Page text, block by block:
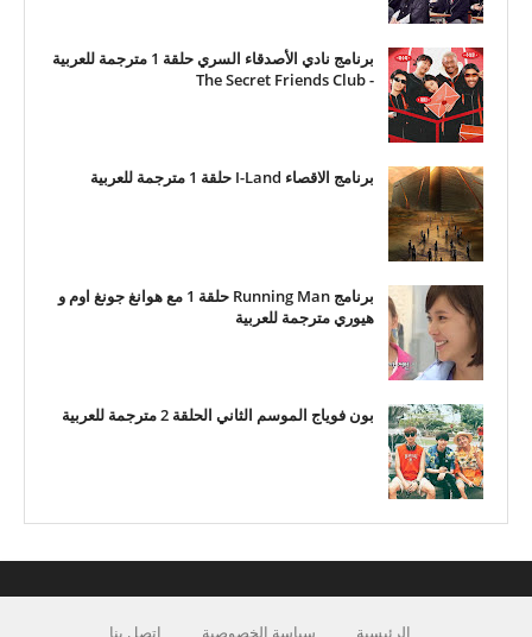
برنامج نادي الأصدقاء السري حلقة 1 مترجمة للعربية
- The Secret Friends Club
برنامج الاقصاء I-Land حلقة 1 مترجمة للعربية
برنامج Running Man حلقة 1 مع هوانغ جونغ اوم و
هيوري مترجمة للعربية
بون فوياج الموسم الثاني الحلقة 2 مترجمة للعربية
الرئيسية سياسة الخصوصية اتصل بنا